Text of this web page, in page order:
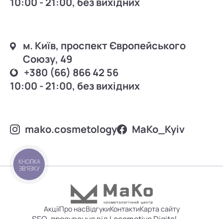
м. Київ, проспект Європейського
Союзу, 49
+380 (66) 866 42 56
10:00 - 21:00, без вихідних
mako.cosmetology MаKo_Kyiv
АкціїПро насВідгукиКонтактиКарта сайту
КНОПКА
ЗВ'ЯЗКУ